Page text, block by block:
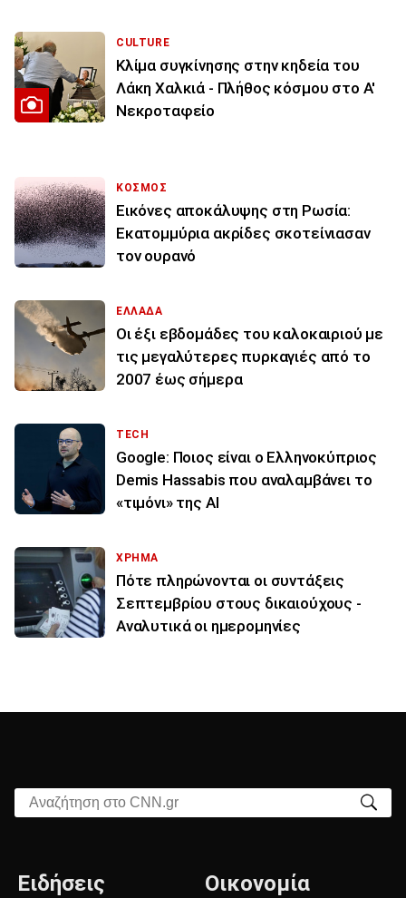
CULTURE
Κλίμα συγκίνησης στην κηδεία του
Λάκη Χαλκιά - Πλήθος κόσμου στο Α'
Νεκροταφείο
ΚΟΣΜΟΣ
Εικόνες αποκάλυψης στη Ρωσία:
Εκατομμύρια ακρίδες σκοτείνιασαν
τον ουρανό
ΕΛΛΑΔΑ
Οι έξι εβδομάδες του καλοκαιριού με
τις μεγαλύτερες πυρκαγιές από το
2007 έως σήμερα
TECH
Google: Ποιος είναι ο Ελληνοκύπριος
Demis Hassabis που αναλαμβάνει το
«τιμόνι» της ΑΙ
ΧΡΗΜΑ
Πότε πληρώνονται οι συντάξεις
Σεπτεμβρίου στους δικαιούχους -
Αναλυτικά οι ημερομηνίες
Αναζήτηση στο CNN.gr
Ειδήσεις Οικονομία